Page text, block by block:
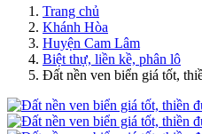
Trang chủ
Khánh Hòa
Huyện Cam Lâm
Biệt thự, liền kề, phân lô
Đất nền ven biển giá tốt,